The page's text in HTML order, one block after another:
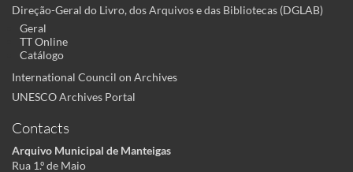
Direção-Geral do Livro, dos Arquivos e das Bibliotecas (DGLAB)
Geral
TT Online
Catálogo
International Council on Archives
UNESCO Archives Portal
Contacts
Arquivo Municipal de Manteigas
Rua 1.º de Maio